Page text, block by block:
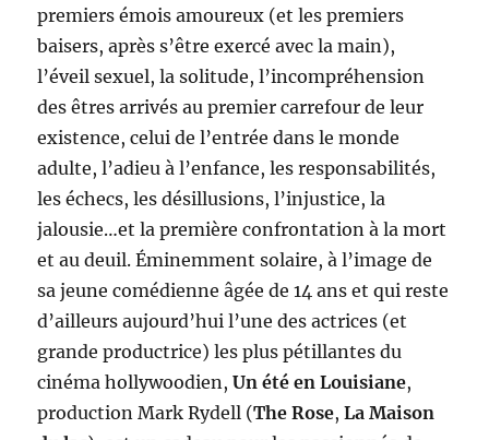
premiers émois amoureux (et les premiers
baisers, après s’être exercé avec la main),
l’éveil sexuel, la solitude, l’incompréhension
des êtres arrivés au premier carrefour de leur
existence, celui de l’entrée dans le monde
adulte, l’adieu à l’enfance, les responsabilités,
les échecs, les désillusions, l’injustice, la
jalousie…et la première confrontation à la mort
et au deuil. Éminemment solaire, à l’image de
sa jeune comédienne âgée de 14 ans et qui reste
d’ailleurs aujourd’hui l’une des actrices (et
grande productrice) les plus pétillantes du
cinéma hollywoodien,Un été en Louisiane,
production Mark Rydell (The Rose,La Maison